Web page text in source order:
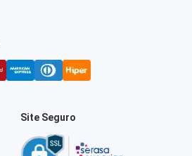
Site Seguro